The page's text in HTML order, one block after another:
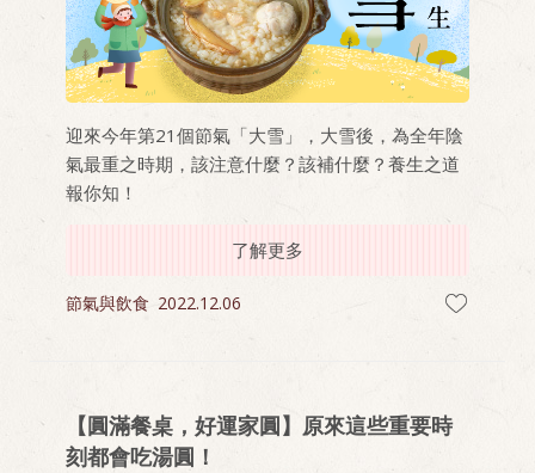
迎來今年第21個節氣「大雪」，大雪後，為全年陰
氣最重之時期，該注意什麼？該補什麼？養生之道
報你知！
了解更多
節氣與飲食 2022.12.06
【圓滿餐桌，好運家圓】原來這些重要時
刻都會吃湯圓！